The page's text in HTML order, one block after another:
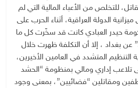
30 ألف مقاتل، للتخلص من الأعباء المالية التي لم
الدولة العراقية، أثناء الحرب على
حيدر العبادي كانت قد سخّرت كل ما
عن بغداد ، إلا أن التكلفة ظهرت خلال
التنظيم المتشدد في العامين الأخيرين،
تلاعب إداري ومالي بمنظومة “الحشد
ومقاتلين “فضائيين”، بمعنى وجود